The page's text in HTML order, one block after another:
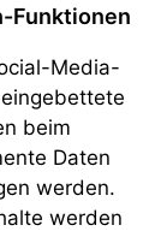
Funktionen
Media-
beim
Daten
werden.
werden